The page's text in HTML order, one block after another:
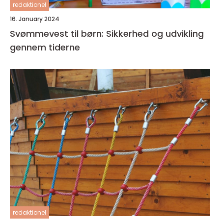
redaktionel
16. January 2024
Svømmevest til børn: Sikkerhed og udvikling
gennem tiderne
redaktionel